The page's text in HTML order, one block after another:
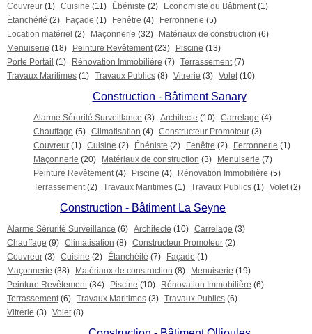
Couvreur (1) Cuisine (11) Ébéniste (2) Economiste du Bâtiment (1)
Étanchéité (2) Façade (1) Fenêtre (4) Ferronnerie (5)
Location matériel (2) Maçonnerie (32) Matériaux de construction (6)
Menuiserie (18) Peinture Revêtement (23) Piscine (13)
Porte Portail (1) Rénovation Immobilière (7) Terrassement (7)
Travaux Maritimes (1) Travaux Publics (8) Vitrerie (3) Volet (10)
Construction - Bâtiment Sanary
Alarme Sérurité Surveillance (3) Architecte (10) Carrelage (4)
Chauffage (5) Climatisation (4) Constructeur Promoteur (3)
Couvreur (1) Cuisine (2) Ébéniste (2) Fenêtre (2) Ferronnerie (1)
Maçonnerie (20) Matériaux de construction (3) Menuiserie (7)
Peinture Revêtement (4) Piscine (4) Rénovation Immobilière (5)
Terrassement (2) Travaux Maritimes (1) Travaux Publics (1) Volet (2)
Construction - Bâtiment La Seyne
Alarme Sérurité Surveillance (6) Architecte (10) Carrelage (3)
Chauffage (9) Climatisation (8) Constructeur Promoteur (2)
Couvreur (3) Cuisine (2) Étanchéité (7) Façade (1)
Maçonnerie (38) Matériaux de construction (8) Menuiserie (19)
Peinture Revêtement (34) Piscine (10) Rénovation Immobilière (6)
Terrassement (6) Travaux Maritimes (3) Travaux Publics (6)
Vitrerie (3) Volet (8)